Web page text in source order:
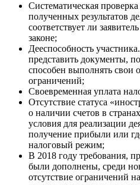
Систематическая
полученных результатов
соответствует ли
законе;
Дееспособность
представить документы,
способен выполнять свои
ограничений;
Своевременная уплата
Отсутствие статуса
о наличии счетов в
условия для реализации
получение прибыли или
налоговый режим;
В 2018 году требования,
были дополнены, среди
отсутствие ограничений